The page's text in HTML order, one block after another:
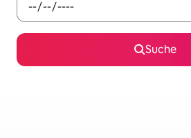
Suche